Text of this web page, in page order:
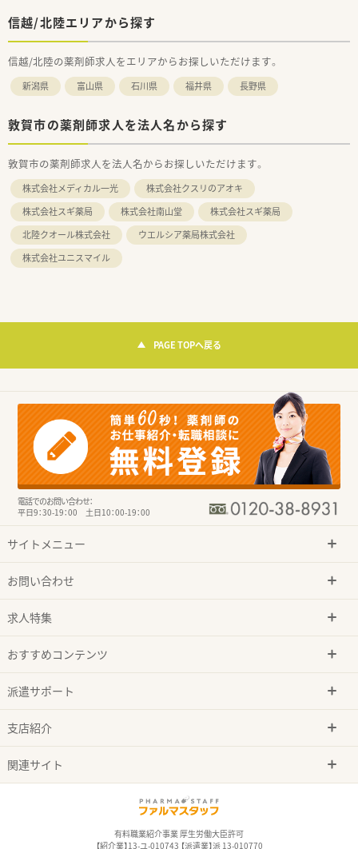
信越/北陸エリアから探す
信越/北陸の薬剤師求人をエリアからお探しいただけます。
新潟県 富山県 石川県 福井県 長野県
敦賀市の薬剤師求人を法人名から探す
敦賀市の薬剤師求人を法人名からお探しいただけます。
株式会社メディカル一光
株式会社クスリのアオキ
株式会社スギ薬局
株式会社南山堂
株式会社スギ薬局
北陸クオール株式会社
ウエルシア薬局株式会社
株式会社ユニスマイル
PAGE TOPへ戻る
電話でのお問い合わせ：
平日9：30-19：00 土日10：00-19：00
サイトメニュー
お問い合わせ
求人特集
おすすめコンテンツ
派遣サポート
支店紹介
関連サイト
有料職業紹介事業 厚生労働大臣許可
【紹介業】13-ユ-010743 【派遣業】派 13-010770